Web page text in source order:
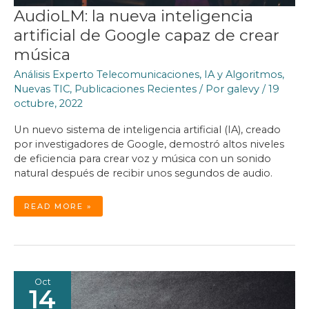
AudioLM: la nueva inteligencia
artificial de Google capaz de crear
música
Análisis Experto Telecomunicaciones, IA y Algoritmos,
Nuevas TIC, Publicaciones Recientes / Por galevy /19
octubre, 2022
Un nuevo sistema de inteligencia artificial (IA), creado
por investigadores de Google, demostró altos niveles
de eficiencia para crear voz y música con un sonido
natural después de recibir unos segundos de audio.
AUDIOLM:
NUEVA
GOOGLE
READ MORE »
Oct
14